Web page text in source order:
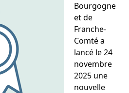
Bourgogne
et de
Franche-
Comté a
lancé le 24
novembre
2025 une
nouvelle